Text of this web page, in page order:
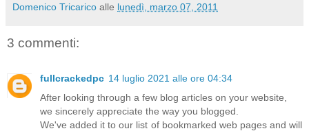
Domenico Tricarico alle lunedì, marzo 07, 2011
3 commenti:
fullcrackedpc 14 luglio 2021 alle ore 04:34
After looking through a few blog articles on your website,
we sincerely appreciate the way you blogged.
We've added it to our list of bookmarked web pages and will